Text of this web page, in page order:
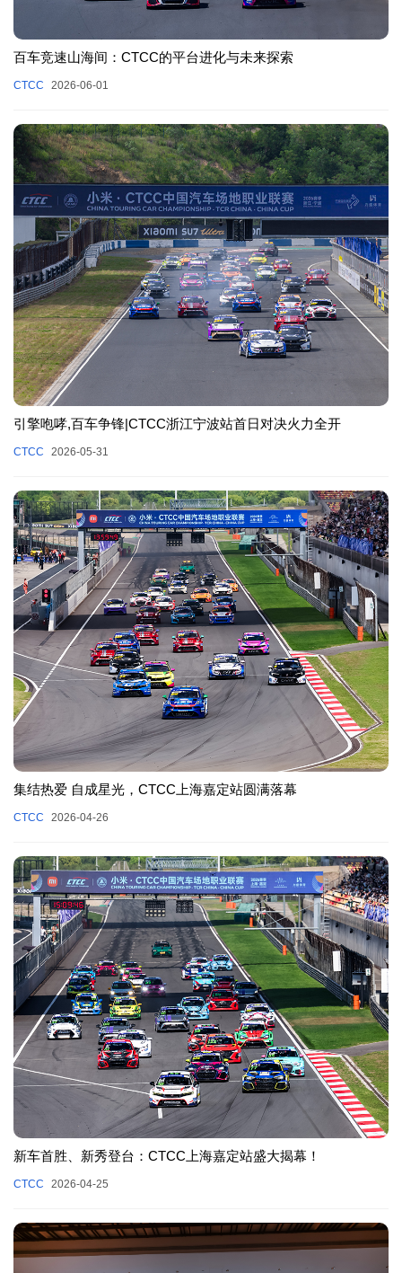
百车竞速山海间：CTCC的平台进化与未来探索
CTCC 2026-06-01
引擎咆哮,百车争锋|CTCC浙江宁波站首日对决火力全开
CTCC 2026-05-31
集结热爱 自成星光，CTCC上海嘉定站圆满落幕
CTCC 2026-04-26
新车首胜、新秀登台：CTCC上海嘉定站盛大揭幕！
CTCC 2026-04-25